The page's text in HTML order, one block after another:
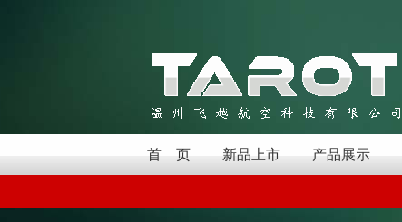
首 页 新品上市 产品展示